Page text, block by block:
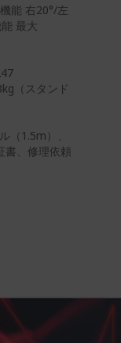
能 右20°/左
最大
（スタンド
（1.5m）、
書、修理依頼